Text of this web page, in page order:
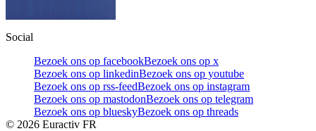
Social
Bezoek ons op facebookBezoek ons op x
Bezoek ons op linkedinBezoek ons op youtube
Bezoek ons op rss-feedBezoek ons op instagram
Bezoek ons op mastodonBezoek ons op telegram
Bezoek ons op blueskyBezoek ons op threads
© 2026 Euractiv FR